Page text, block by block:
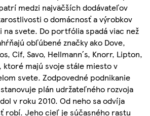
medzi najväčších dodávateľov
o domácnosť a výrobkov
svete. Do portfólia spadá viac než
obľúbené značky ako Dove,
Cif, Savo, Hellmann´s, Knorr, Lipton,
ktoré majú svoje stále miesto v
svete. Zodpovedné podnikanie
plán udržateľného rozvoja
v roku 2010. Od neho sa odvíja
robí. Jeho cieľ je súčasného rastu